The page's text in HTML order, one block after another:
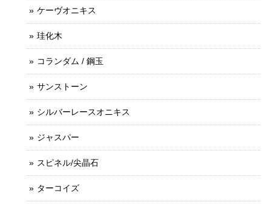
ケーヴオニキス
珪化木
コランダム / 鋼玉
サンストーン
シルバーレースオニキス
ジャスパー
スピネル/尖晶石
ターコイズ